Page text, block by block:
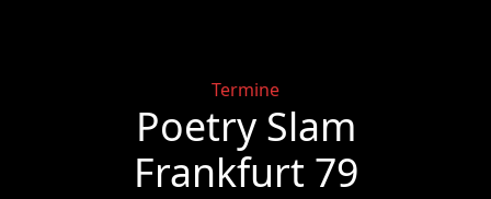
Categories
Termine
Poetry Slam
Frankfurt 79